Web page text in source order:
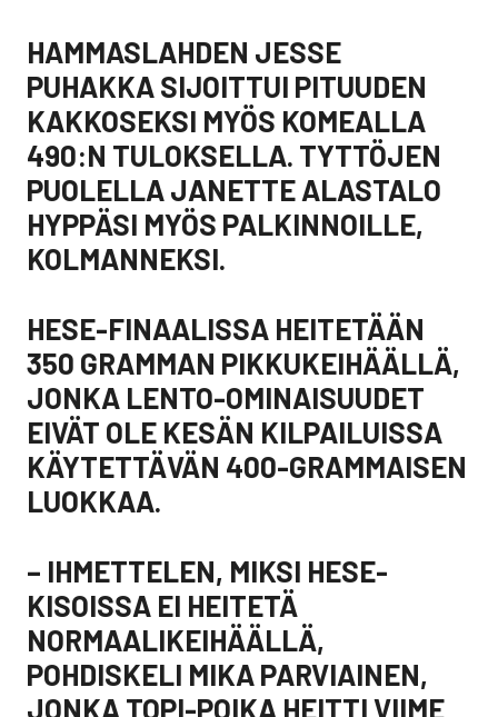
HAMMASLAHDEN JESSE
PUHAKKA SIJOITTUI PITUUDEN
KAKKOSEKSI MYÖS KOMEALLA
490:N TULOKSELLA. TYTTÖJEN
PUOLELLA JANETTE ALASTALO
HYPPÄSI MYÖS PALKINNOILLE,
KOLMANNEKSI.
HESE-FINAALISSA HEITETÄÄN
350 GRAMMAN PIKKUKEIHÄÄLLÄ,
JONKA LENTO-OMINAISUUDET
EIVÄT OLE KESÄN KILPAILUISSA
KÄYTETTÄVÄN 400-GRAMMAISEN
LUOKKAA.
– IHMETTELEN, MIKSI HESE-
KISOISSA EI HEITETÄ
NORMAALIKEIHÄÄLLÄ,
POHDISKELI MIKA PARVIAINEN,
JONKA TOPI-POIKA HEITTI VIIME